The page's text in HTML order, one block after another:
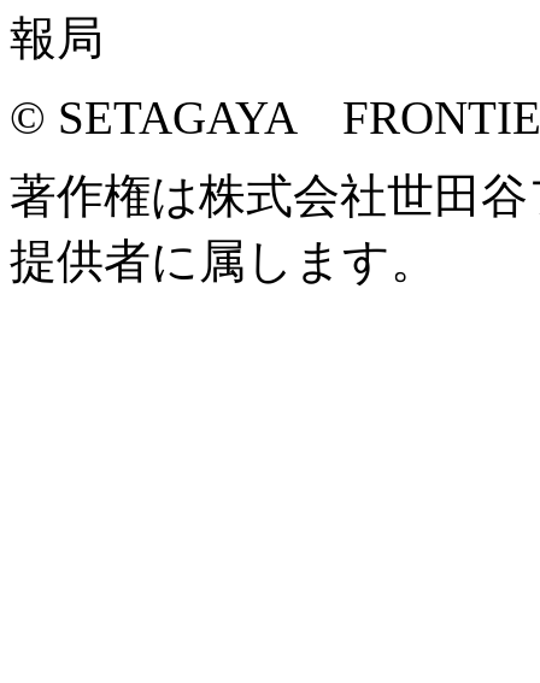
© SETAGAYA
著作権は株式会社世田
提供者に属します。